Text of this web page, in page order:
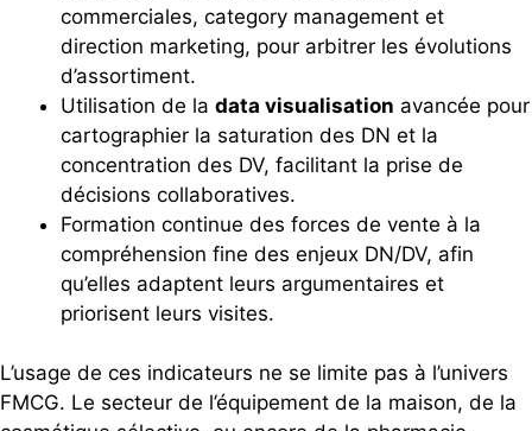
commerciales, category management et
direction marketing, pour arbitrer les évolutions
d’assortiment.
Utilisation de la data visualisation avancée pour
cartographier la saturation des DN et la
concentration des DV, facilitant la prise de
décisions collaboratives.
Formation continue des forces de vente à la
compréhension fine des enjeux DN/DV, afin
qu’elles adaptent leurs argumentaires et
priorisent leurs visites.
L’usage de ces indicateurs ne se limite pas à l’univers
FMCG. Le secteur de l’équipement de la maison, de la